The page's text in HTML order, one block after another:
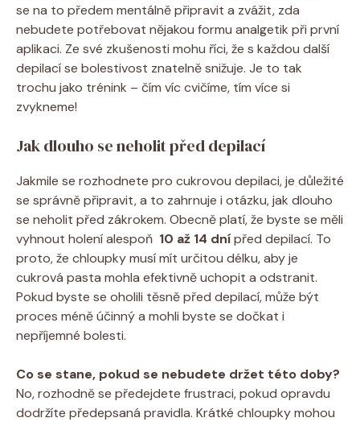
se ⁤na⁣ to předem mentálně připravit ⁣a zvážit, zda
nebudete potřebovat nějakou⁢ formu‌ analgetik při první
aplikaci. Ze své ‍zkušenosti mohu‌ říci, že s každou ⁣další
depilací se bolestivost znatelně snižuje. ​Je to ‍tak​
trochu ⁤jako trénink – čím víc cvičíme, tím více si ​
zvykneme!
Jak⁢ dlouho se neholit před depilací
Jakmile‌ se rozhodnete pro cukrovou depilaci, je důležité
se správně⁣ připravit, ‌a to ‌zahrnuje i otázku,‍ jak dlouho⁢
se neholit před zákrokem. Obecně ⁤platí, že byste se měli
vyhnout holení⁢ alespoň ⁣ 10⁣ až 14 dnípřed depilací. To‌
proto,⁣ že chloupky‍ musí ⁤mít⁤ určitou délku, ​aby je
cukrová pasta ⁢mohla ​efektivně ⁣uchopit ⁤a odstranit.
Pokud byste se oholili těsně před depilací, ⁢může být
proces méně ⁣účinný a mohli ⁣byste se dočkat i
nepříjemné bolesti.
Co ⁤se stane, ⁤pokud se nebudete držet této ⁤doby?
‌No, rozhodně ⁣se ‌předejdete frustraci, pokud opravdu
dodržíte předepsaná pravidla. Krátké ⁣chloupky​ mohou